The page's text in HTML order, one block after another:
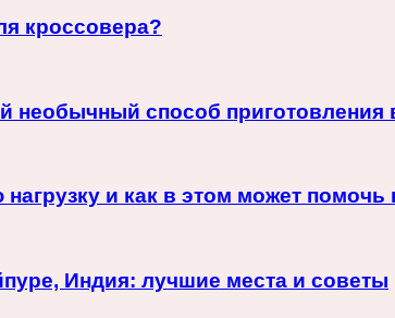
кроссовера?
необычный способ
и как в этом может помочь
Индия: лучшие места и советы